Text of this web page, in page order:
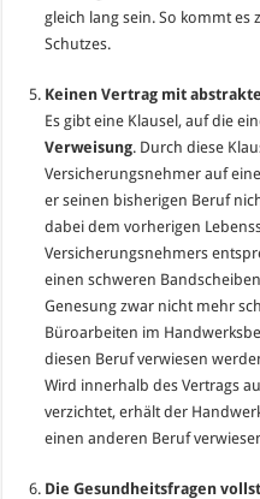
gleich lang sein. So kommt es
Schutzes.
Keinen Vertrag mit
Es gibt eine Klausel, auf die
Verweisung. Durch diese
Versicherungsnehmer auf
er seinen bisherigen Beruf
dabei dem vorherigen
Versicherungsnehmers
einen schweren
Genesung zwar nicht mehr
Büroarbeiten im
diesen Beruf verwiesen
Wird innerhalb des Vertrags
verzichtet, erhält der
einen anderen Beruf
Die Gesundheitsfragen